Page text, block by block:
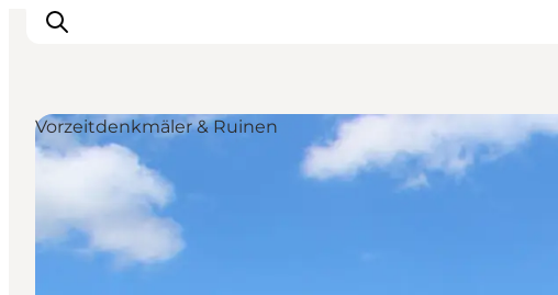
Inspiration
Regionen
Erlebnisse
Unterkünfte
Vorzeitdenkmäler & Ruinen